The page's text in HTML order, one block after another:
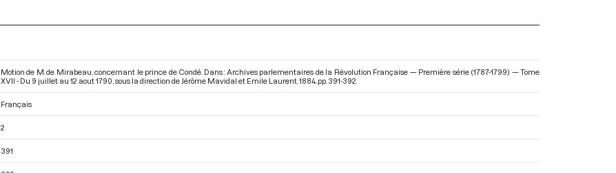
Motion de M. de Mirabeau, concernant le prince de Condé. Dans : Archives parlementaires de la Révolution Française — Première série (1787-1799) — Tome
XVII - Du 9 juillet au 12 aout 1790 , sous la direction de Jérôme Mavidal et Emile Laurent. 1884. pp. 391-392.
Français
2
391